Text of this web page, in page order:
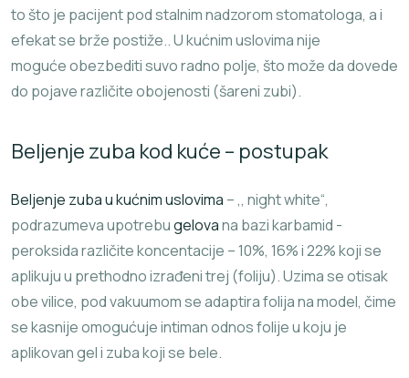
to što je pacijent pod stalnim nadzorom stomatologa, a i
efekat se brže postiže.. U kućnim uslovima nije
moguće obezbediti suvo radno polje, što može da dovede
do pojave različite obojenosti (šareni zubi).
Beljenje zuba kod kuće – postupak
Beljenje zuba u kućnim uslovima – ,, night white“,
podrazumeva upotrebugelovana bazi karbamid -
peroksida različite koncentacije – 10%, 16% i 22% koji se
aplikuju u prethodno izrađeni trej (foliju). Uzima se otisak
obe vilice, pod vakuumom se adaptira folija na model, čime
se kasnije omogućuje intiman odnos folije u koju je
aplikovan gel i zuba koji se bele.